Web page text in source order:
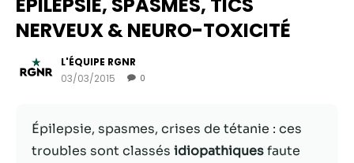
NERVEUX & NEURO-TOXICITÉ
L'ÉQUIPE RGNR
03/03/2015
0
Épilepsie, spasmes, crises de tétanie : ces
troubles sont classés idiopathiquesfaute